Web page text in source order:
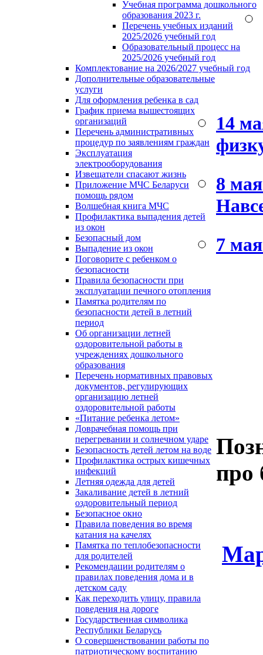
Учебная программа дошкольного
образования 2023 г.
Перечень учебных изданий
2025/2026 учебный год
Образовательный процесс на
2025/2026 учебный год
Комплектование на 2026/2027 учебный год
Дополнительные образовательные
услуги
Для оформления ребенка в сад
График приема вышестоящих
организаций
Перечень административных
процедур по заявлениям граждан
Эксплуатация
электрооборудования
Извещатели спасают жизнь
Приложение МЧС Беларуси
помощь рядом
Волшебная книга МЧС
Профилактика выпадения детей
из окон
Безопасный дом
Выпадение из окон
Поговорите с ребенком о
безопасности
Правила безопасности при
эксплуатации печного отопления
Памятка родителям по
безопасности детей в летний
период
Об организации летней
оздоровительной работы в
учреждениях дошкольного
образования
Перечень нормативных правовых
документов, регулирующих
организацию летней
оздоровительной работы
«Питание ребенка летом»
Доврачебная помощь при
перегревании и солнечном ударе
Безопасность детей летом на воде
Профилактика острых кишечных
инфекций
Летняя одежда для детей
Закаливание детей в летний
оздоровительный период
Безопасное окно
Правила поведения во время
катания на качелях
Памятка по теплобезопасности
для родителей
Рекомендации родителям о
правилах поведения дома и в
детском саду
Как переходить улицу, правила
поведения на дороге
Государственная символика
Республики Беларусь
О совершенствовании работы по
патриотическому воспитанию
14
8
7
про